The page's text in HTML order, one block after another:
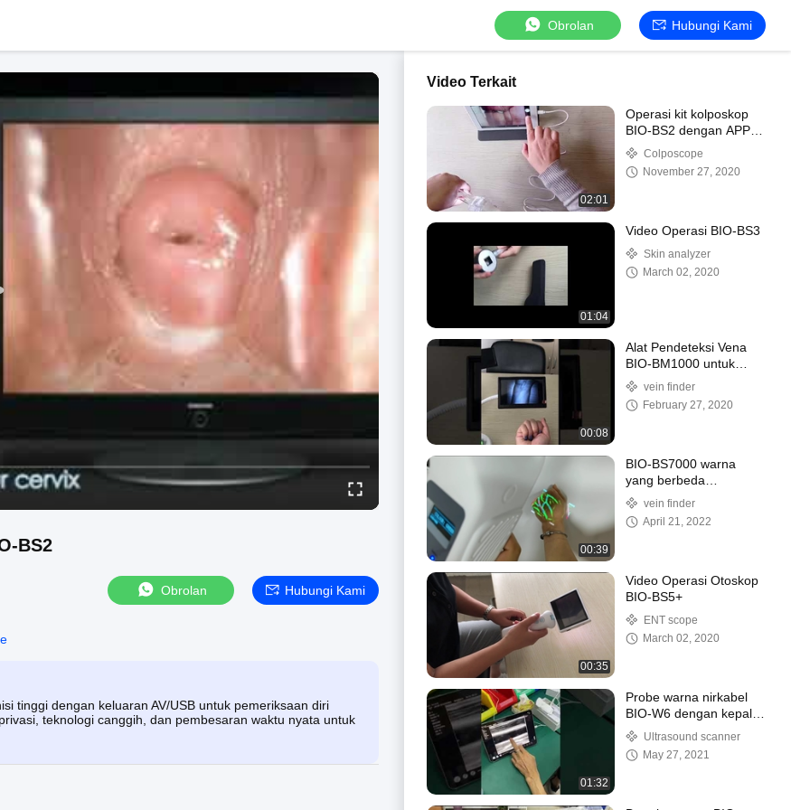
Obrolan Hubungi Kami
BS2
Obrolan Hubungi Kami
tinggi dengan keluaran AV/USB untuk pemeriksaan diri
teknologi canggih, dan pembesaran waktu nyata untuk
Video Terkait
02:01
Operasi kit kolposkop
BIO-BS2 dengan APP di
PADColposcope
November 27, 2020
01:04
Video Operasi BIO-BS3
Skin analyzer
March 02, 2020
00:08
Alat Pendeteksi Vena
BIO-BM1000 untuk
punggung
tangan+pergelangan
tangan
vein finder
February 27, 2020
00:39
BIO-BS7000 warna
yang berbeda
menunjukkan
kedalaman kapal yang
berbeda
vein finder
April 21, 2022
00:35
Video Operasi Otoskop
BIO-BS5+
ENT scope
March 02, 2020
01:32
Probe warna nirkabel
BIO-W6 dengan kepala
ganda cembung + linier
Ultrasound scanner
May 27, 2021